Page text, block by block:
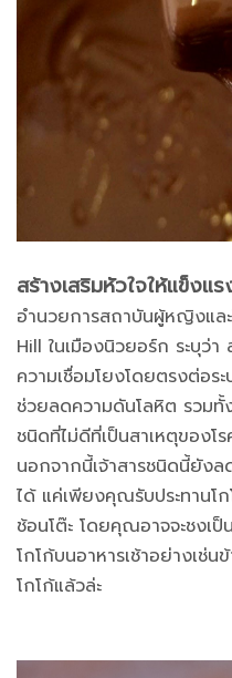
สร้างเสริมหัวใจให้แข็งแร
อำนวยการสถาบันผู้หญิงแล
Hill ในเมืองนิวยอร์ก ระบุว่
ความเชื่อมโยงโดยตรงต่อร
ช่วยลดความดันโลหิต รวมทั้
ชนิดที่ไม่ดีที่เป็นสาเหตุของโ
นอกจากนี้เจ้าสารชนิดนี้ยังล
ได้ แค่เพียงคุณรับประทานโ
ช้อนโต๊ะ โดยคุณอาจจะชงเป็
โกโก้บนอาหารเช้าอย่างเช่น
โกโก้แล้วล่ะ